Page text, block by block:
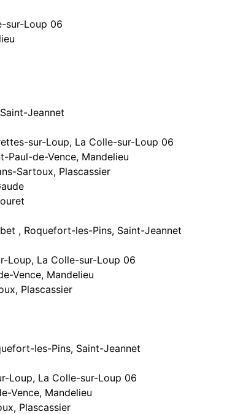
sur-Loup 06
Jeannet
sur-Loup, La Colle-sur-Loup 06
Paul-de-Vence, Mandelieu
Sartoux, Plascassier
, Roquefort-les-Pins, Saint-Jeannet
Loup, La Colle-sur-Loup 06
Vence, Mandelieu
Plascassier
les-Pins, Saint-Jeannet
Loup, La Colle-sur-Loup 06
Vence, Mandelieu
Plascassier